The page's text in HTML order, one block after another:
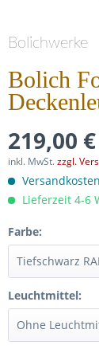
Bolichwerke
Bolich
219,00
inkl. MwSt.zzgl.
Lieferzeit 4-6
Farbe:
Leuchtmittel: